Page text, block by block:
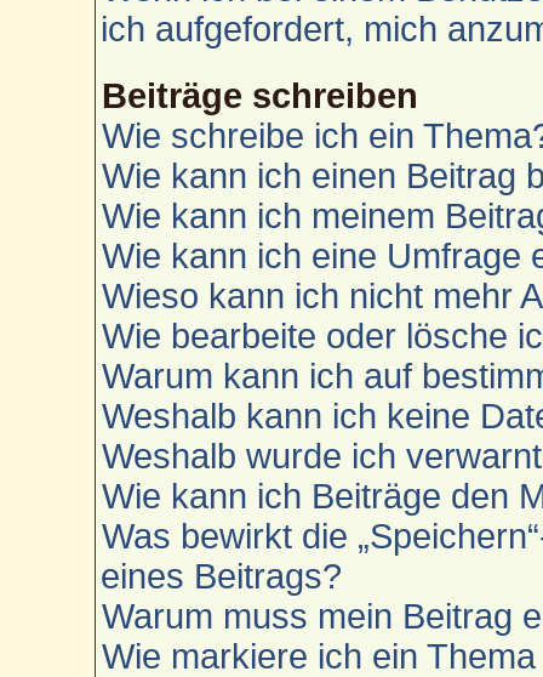
ich aufgefordert, mich
Beiträge schreiben
Wie schreibe ich ein
Wie kann ich einen Beitrag
Wie kann ich meinem
Wie kann ich eine Umfrage
Wieso kann ich nicht mehr
Wie bearbeite oder lösche
Warum kann ich auf
Weshalb kann ich keine
Weshalb wurde ich
Wie kann ich Beiträge den
Was bewirkt die
eines Beitrags?
Warum muss mein Beitrag
Wie markiere ich ein